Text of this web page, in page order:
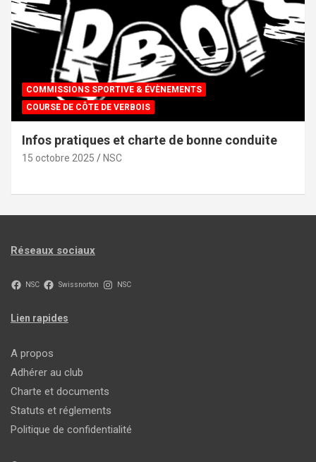
COMMISSIONS SPORTIVE & ÉVÈNEMENTS
COURSE DE CÔTE DE VERBOIS
Infos pratiques et charte de bonne conduite
15 octobre 2025 NSC
Réseaux sociaux
NSC Swissnorton NSC
Lien rapides
A propos
Adhérer au club
Charte et documents
Statuts et réglements
Politique de confidentialité